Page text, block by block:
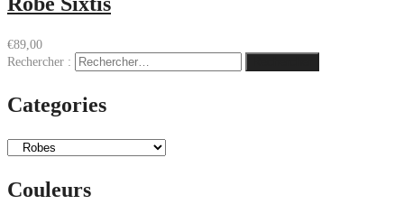
€89,00
Rechercher :
Categories
Couleurs